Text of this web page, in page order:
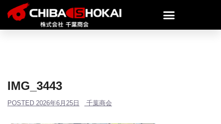
IMG_3443
POSTED 2026年6月25日 千葉商会